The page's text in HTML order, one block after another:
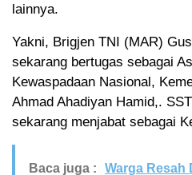
lainnya.
Yakni, Brigjen TNI (MAR)
sekarang bertugas sebagai
Kewaspadaan Nasional,
Ahmad Ahadiyan Hamid,.
sekarang menjabat sebagai
Baca juga :
Warga Resah